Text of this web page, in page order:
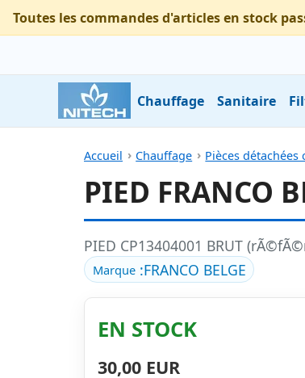
Toutes les commandes d'articles en stock
Chauffage Sanitaire
Accueil Chauffage Pièces détachées
PIED FRANCO
PIED CP13404001 BRUT
Marque:FRANCO BELGE
EN STOCK
30,00 EUR